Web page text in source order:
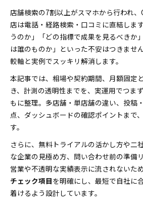
店舗検索の7割以上がスマホから行われ
店は電話・経路検索・口コミに直結しま
うのか」「どの指標で成果を見るべきか
は誰のものか」といった不安はつきませ
較軸と実例でスッキリ解消します。
本記事では、相場や契約期間、月額固定
き、計測の透明性までを、実運用でつま
もに整理。多店舗・単店舗の違い、投稿
点、ダッシュボードの確認ポイントまで
す。
さらに、無料トライアルの活かし方や二
な企業の見極め方、問い合わせ前の準備
営業や不透明な実績表示に流されないため
チェック項目を明確にし、最短で自社に
着けるよう設計しています。